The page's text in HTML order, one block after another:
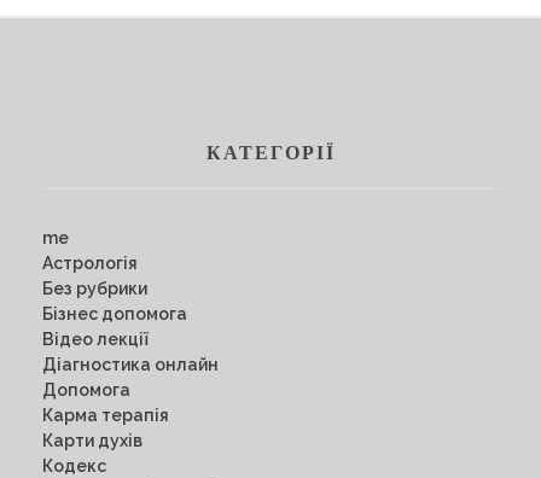
КАТЕГОРІЇ
me
Астрологія
Без рубрики
Бізнес допомога
Відео лекції
Діагностика онлайн
Допомога
Карма терапія
Карти духів
Кодекс